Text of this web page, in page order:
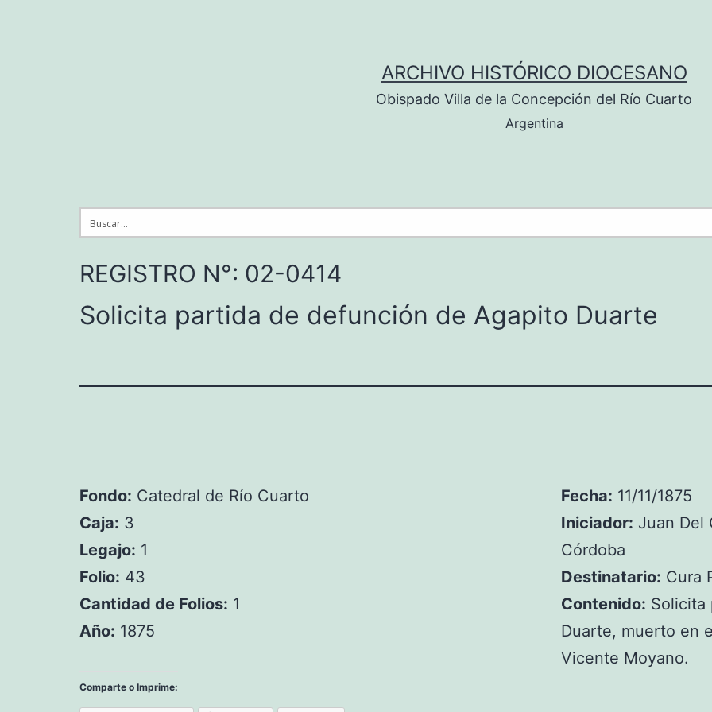
ARCHIVO HISTÓRICO DIOCESANO
Obispado Villa de la Concepción del Río Cuarto
Argentina
REGISTRO N°: 02-0414
Solicita partida de defunción de Agapito Duarte
Fondo: Catedral de Río Cuarto
Caja: 3
Legajo: 1
Folio: 43
Cantidad de Folios: 1
Año: 1875
Fecha: 11/11/1875
Iniciador: Juan Del
Córdoba
Destinatario: Cura
Contenido: Solicita
Duarte, muerto en
Vicente Moyano.
Comparte o Imprime: